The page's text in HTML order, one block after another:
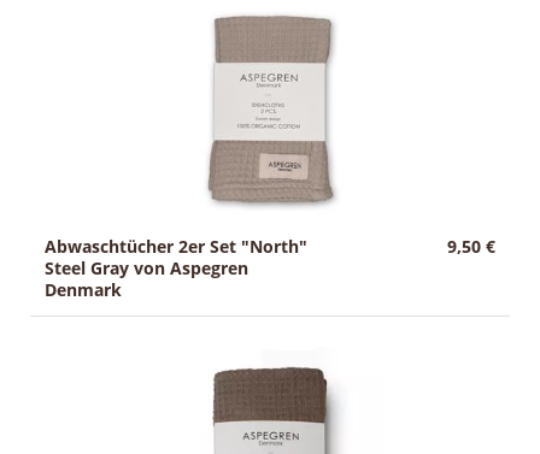
Abwaschtücher 2er Set "North"
Steel Gray von Aspegren
Denmark
9,50 €